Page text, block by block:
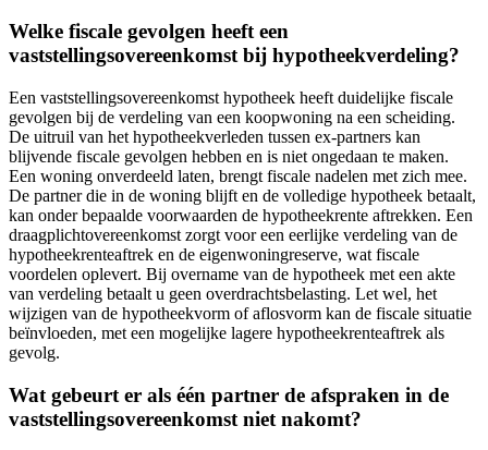
Welke fiscale gevolgen heeft een
vaststellingsovereenkomst bij hypotheekverdeling?
Een vaststellingsovereenkomst hypotheek heeft duidelijke fiscale
gevolgen bij de verdeling van een koopwoning na een scheiding.
De uitruil van het hypotheekverleden tussen ex-partners kan
blijvende fiscale gevolgen hebben en is niet ongedaan te maken.
Een woning onverdeeld laten, brengt fiscale nadelen met zich mee.
De partner die in de woning blijft en de volledige hypotheek betaalt,
kan onder bepaalde voorwaarden de hypotheekrente aftrekken. Een
draagplichtovereenkomst zorgt voor een eerlijke verdeling van de
hypotheekrenteaftrek en de eigenwoningreserve, wat fiscale
voordelen oplevert. Bij overname van de hypotheek met een akte
van verdeling betaalt u geen overdrachtsbelasting. Let wel, het
wijzigen van de hypotheekvorm of aflosvorm kan de fiscale situatie
beïnvloeden, met een mogelijke lagere hypotheekrenteaftrek als
gevolg.
Wat gebeurt er als één partner de afspraken in de
vaststellingsovereenkomst niet nakomt?